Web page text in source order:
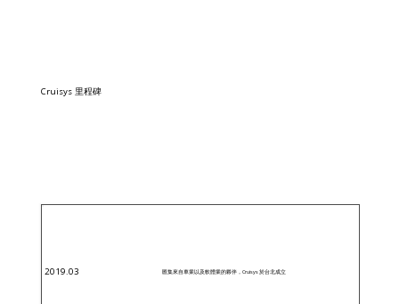
2019.03 匯集來自車業以及軟體業的夥伴，Cruisys 於台北成立
Cruisys 里程碑